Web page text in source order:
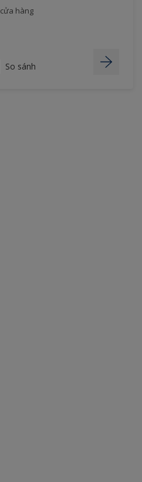
cửa hàng
So sánh